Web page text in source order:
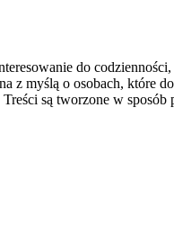
do
myślą o osobach, które
są tworzone w